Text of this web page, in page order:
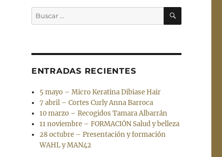
Buscar
por:
BUSCAR
ENTRADAS RECIENTES
5 mayo – Micro Keratina Dibiase Hair
7 abril – Cortes Curly Anna Barroca
10 marzo – Recogidos Tamara Albarrán
11 noviembre – FORMACIÓN Salud y belleza
28 octubre – Presentación y formación
WAHL y MAN42